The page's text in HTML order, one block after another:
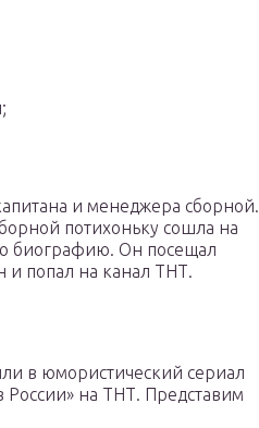
и менеджера сборной.
потихоньку сошла на
биографию. Он посещал
и попал на канал ТНТ.
в юмористический сериал
России» на ТНТ. Представим